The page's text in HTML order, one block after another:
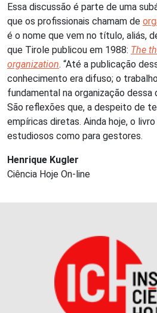
Essa discussão é parte de uma
que os profissionais chamam de
é o nome que vem no título, aliás,
que Tirole publicou em 1988: The
organization. “Até a publicação
conhecimento era difuso; o
fundamental na organização dessa
São reflexões que, a despeito de
empíricas diretas. Ainda hoje, o
estudiosos como para gestores.
Henrique Kugler
Ciência Hoje On-line